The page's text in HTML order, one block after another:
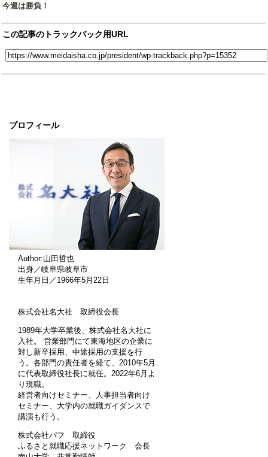
プロフィール
Author:山田哲也
出身／岐阜県岐阜市
生年月日／1966年5月22日
株式会社名大社 取締役会長
1989年大学卒業後、株式会社名大社に
入社。 営業部門にて東海地区の企業に
対し新卒採用、中途採用の支援を行
う。各部門の責任者を経て、2010年5月
に代表取締役社長に就任。2022年6月よ
り現職。
経営者向けセミナー、人事担当者向け
セミナー、大学内の就職ガイダンスで
講演も行う。
株式会社パフ 取締役
ふるさと就職応援ネットワーク 会長
今週は勝負！
この記事のトラックバック用URL